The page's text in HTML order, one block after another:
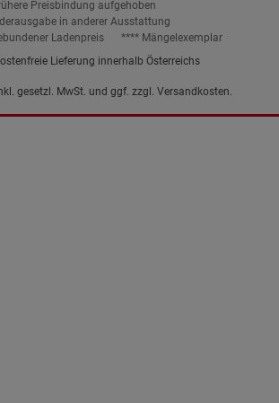
Preisbindung aufgehoben
in anderer Ausstattung
Ladenpreis
**** Mängelexemplar
Lieferung innerhalb Österreichs
gesetzl. MwSt. und ggf. zzgl. Versandkosten.